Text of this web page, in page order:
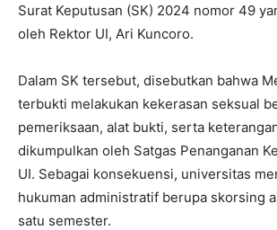
Surat Keputusan (SK) 2024 nomor 49
oleh Rektor UI, Ari Kuncoro.
Dalam SK tersebut, disebutkan bahwa
terbukti melakukan kekerasan seksual
pemeriksaan, alat bukti, serta
dikumpulkan oleh Satgas Penanganan
UI. Sebagai konsekuensi, universitas
hukuman administratif berupa skorsing
satu semester.